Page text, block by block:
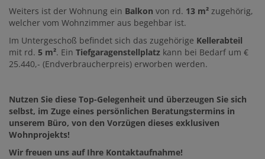
Weiters ist der Wohnung ein Balkon von rd. 13 m² zugehörig,
welcher vom Wohnzimmer aus begehbar ist.
Im Untergeschoß befindet sich das zugehörige Kellerabteil
mit rd. 5 m². Ein Tiefgaragenstellplatz kann bei Bedarf um €
25.440,- (Endverbraucherpreis) erworben werden.
Nutzen Sie diese Top-Gelegenheit und überzeugen Sie sich
selbst, im Zuge eines persönlichen Beratungstermins in
unserem Büro, von den Vorzügen dieses exklusiven
Wohnprojekts!
Wir freuen uns auf Ihre Kontaktaufnahme!